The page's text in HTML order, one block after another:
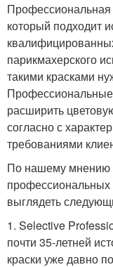
Профессиональная
который подходит
парикмахерского
такими красками
Профессиональные
расширить
согласно с
требованиями
По нашему мнению
профессиональных
выглядеть
1. Selective
почти 35-летней
краски уже давно